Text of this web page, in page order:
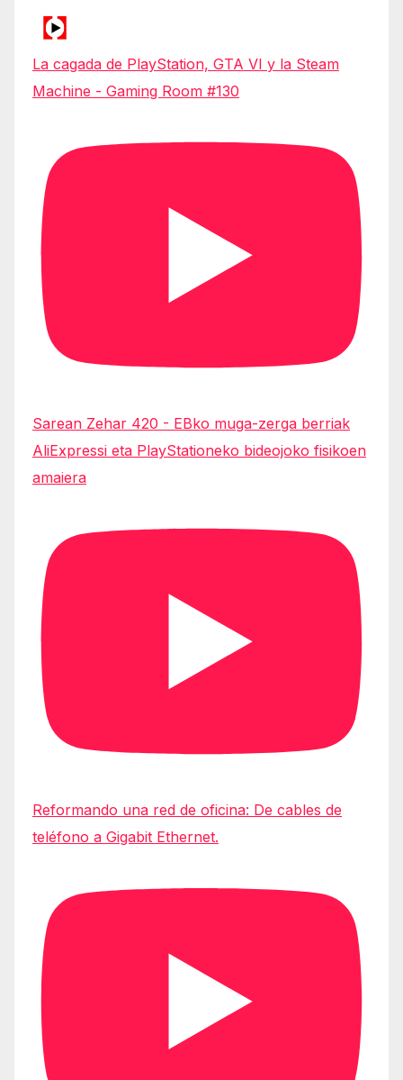
La cagada de PlayStation, GTA VI y la Steam
Machine - Gaming Room #130
Sarean Zehar 420 - EBko muga-zerga berriak
AliExpressi eta PlayStationeko bideojoko fisikoen
amaiera
Reformando una red de oficina: De cables de
teléfono a Gigabit Ethernet.